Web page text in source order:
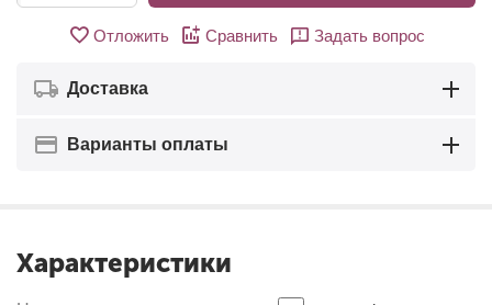
Отложить Сравнить Задать вопрос
Доставка
Варианты оплаты
Характеристики